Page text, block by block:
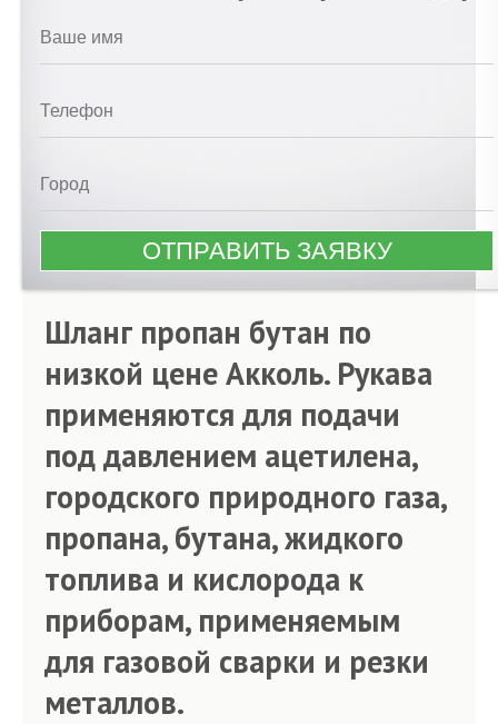
Шланг пропан бутан по
низкой цене Акколь. Рукава
применяются для подачи
под давлением ацетилена,
городского природного газа,
пропана, бутана, жидкого
топлива и кислорода к
приборам, применяемым
для газовой сварки и резки
металлов.